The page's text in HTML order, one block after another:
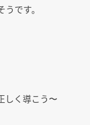
です。
しく導こう〜